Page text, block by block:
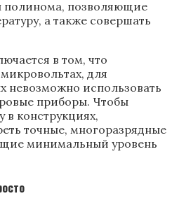
позволяющие
а также совершать
в том, что
для
невозможно использовать
приборы. Чтобы
в конструкциях,
точные, многоразрядные
минимальный уровень